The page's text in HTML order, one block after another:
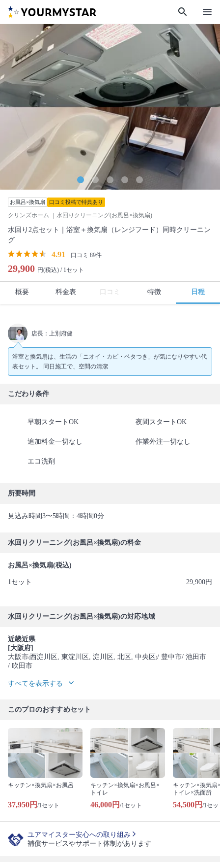
search menu
お風呂×換気扇 口コミ投稿で特典あり
クリンズホーム ｜水回りクリーニング(お風呂×換気扇)
水回り2点セット｜浴室＋換気扇（レンジフード）同時クリーニン
グ
4.91 口コミ 89件
29,900 円(税込) / 1セット
概要 料金表 口コミ 特徴 日程
店長：上別府健
浴室と換気扇は、生活の「ニオイ・カビ・ベタつき」が気になりやすい代
表セット。 同日施工で、空間の清潔
こだわり条件
早朝スタートOK 夜間スタートOK
追加料金一切なし 作業外注一切なし
エコ洗剤
所要時間
見込み時間3〜5時間：4時間0分
水回りクリーニング(お風呂×換気扇)の料金
お風呂×換気扇(税込)
1セット 29,900円
水回りクリーニング(お風呂×換気扇)の対応地域
近畿近県
[大阪府]
大阪市(西淀川区 , 東淀川区 , 淀川区 , 北区 , 中央区)/ 豊中市/ 池田市
/ 吹田市
すべてを表示する
このプロのおすすめセット
キッチン×換気扇×お風呂
37,950円 /1セット
キッチン×換気扇×お風呂×
トイレ
46,000円 /1セット
キッチン×換気扇
トイレ×洗面所
54,500円 /1セッ
ユアマイスター安心への取り組み
補償サービスやサポート体制があります